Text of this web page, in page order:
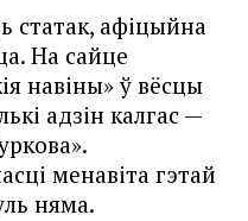
статак, афіцыйна
На сайце
навіны» ў вёсцы
адзін калгас —
менавіта гэтай
няма.